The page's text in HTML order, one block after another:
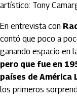
artístico: Tony
En entrevista con
contó que poco a
ganando espacio en
pero que fue en
países de América
los primeros